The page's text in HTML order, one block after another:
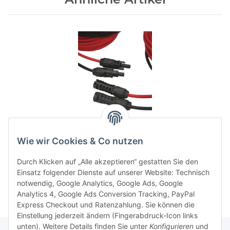
für Berechtigte
für Berechtigte
MC4-Verlängerungskabel
mit Original STÄUBLI MC4-
Steckern (rot/schwarz)
ab 7,99 € *
Wie wir Cookies & Co nutzen
Durch Klicken auf „Alle akzeptieren“ gestatten Sie den
Einsatz folgender Dienste auf unserer Website: Technisch
notwendig, Google Analytics, Google Ads, Google
Analytics 4, Google Ads Conversion Tracking, PayPal
Express Checkout und Ratenzahlung. Sie können die
Einstellung jederzeit ändern (Fingerabdruck-Icon links
unten). Weitere Details finden Sie unter Konfigurieren und